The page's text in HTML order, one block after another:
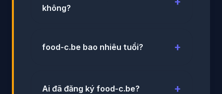
không?
food-c.be bao nhiêu tuổi?
Ai đã đăng ký food-c.be?